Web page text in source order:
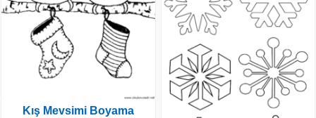
Kış Mevsimi Boyama